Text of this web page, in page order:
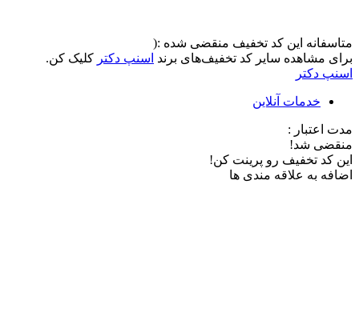
متاسفانه این کد تخفیف منقضی شده :(
برای مشاهده سایر کد تخفیف‌های برند اسنپ دکتر کلیک کن.
اسنپ دکتر
خدمات آنلاین
مدت اعتبار :
منقضی شد!
این کد تخفیف رو پرینت کن!
اضافه به علاقه مندی ها